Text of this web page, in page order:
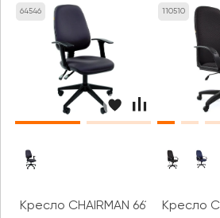
64546
Кресло CHAIRMAN 661
110510
Кресло